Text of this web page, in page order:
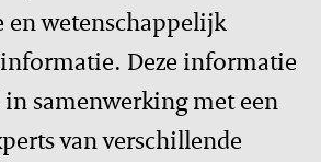
wetenschappelijk
Deze informatie
samenwerking met een
van verschillende